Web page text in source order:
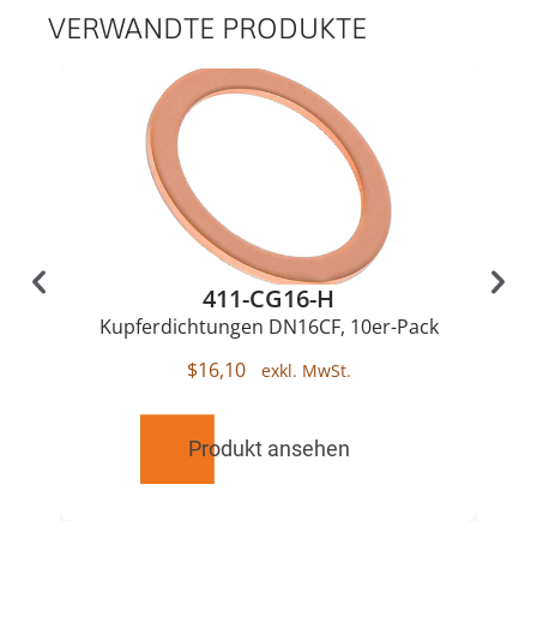
VERWANDTE PRODUKTE
411-CG16-H
Kupferdichtungen DN16CF, 10er-Pack
$16,10
Produkt ansehen